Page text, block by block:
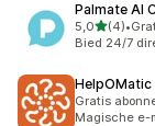
Palmate AI
5,0van 5
(4)
4 recensies
•
Bied 24/7
HelpOMatic
Gratis
Magische e-